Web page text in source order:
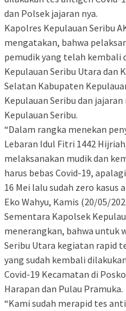
dan Polsek jajaran nya.
Kapolres Kepulauan Seribu
mengatakan, bahwa
pemudik yang telah kembali
Kepulauan Seribu Utara dan
Selatan Kabupaten
Kepulauan Seribu dan
Kepulauan Seribu.
“Dalam rangka menekan
Lebaran Idul Fitri 1442
melaksanakan mudik dan
harus bebas Covid-19,
16 Mei lalu sudah zero
Eko Wahyu, Kamis (20/05/
Sementara Kapolsek
menerangkan, bahwa untuk
Seribu Utara kegiatan rapid
yang sudah kembali
Covid-19 Kecamatan di
Harapan dan Pulau Pramuka.
“Kami sudah merapid tes